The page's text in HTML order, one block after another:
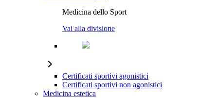
Medicina dello Sport
Vai alla divisione
Certificati sportivi agonistici
Certificati sportivi non agonistici
Medicina estetica